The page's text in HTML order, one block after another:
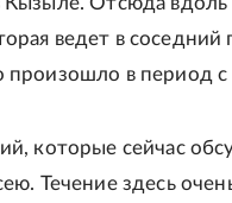
ведет в
произошло в период
которые сейчас
Течение здесь